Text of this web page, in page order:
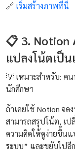
🔗 เริ่มสร้างภาพที่นี่
📋 3. Notion
แปลงโน้ตเป็น
💡 เหมาะสำหรับ: ค
นักศึกษา
ถ้าเคยใช้ Notion จด
สามารถสรุปโน้ต, เป
ความคิดให้ดูง่ายขึ้น
ระบบ” และขยับไปอี